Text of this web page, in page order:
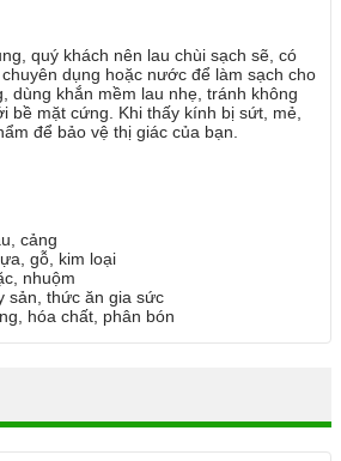
quý khách nên lau chùi sạch sẽ, có
dụng hoặc nước để làm sạch cho
dùng khắn mềm lau nhẹ, tránh không
bề mặt cứng. Khi thấy kính bị sứt, mẻ,
để bảo vệ thị giác của bạn.
cảng
gỗ, kim loại
nhuộm
sản, thức ăn gia sức
hóa chất, phân bón